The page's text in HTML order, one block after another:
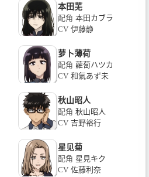
本田芜
配角 本田カブラ
CV 伊藤静
萝卜薄荷
配角 蘿蔔ハツカ
CV 和氣あず未
秋山昭人
配角 秋山昭人
CV 吉野裕行
星见菊
配角 星見キク
CV 佐藤利奈